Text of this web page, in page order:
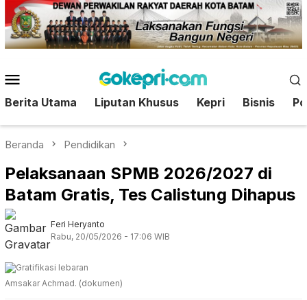
Loncat
ke
konten
Mobile
Berita Utama Liputan Khusus Kepri Bisnis
Beranda Pendidikan
Pelaksanaan SPMB 2026/2027 di
Batam Gratis, Tes Calistung Dihapus
Feri Heryanto
Rabu, 20/05/2026 - 17:06 WIB
Amsakar Achmad. (dokumen)